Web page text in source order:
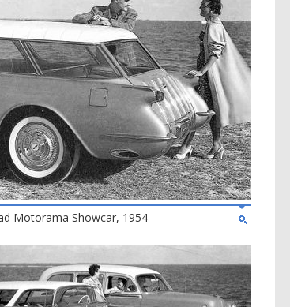
Motorama Showcar, 1954